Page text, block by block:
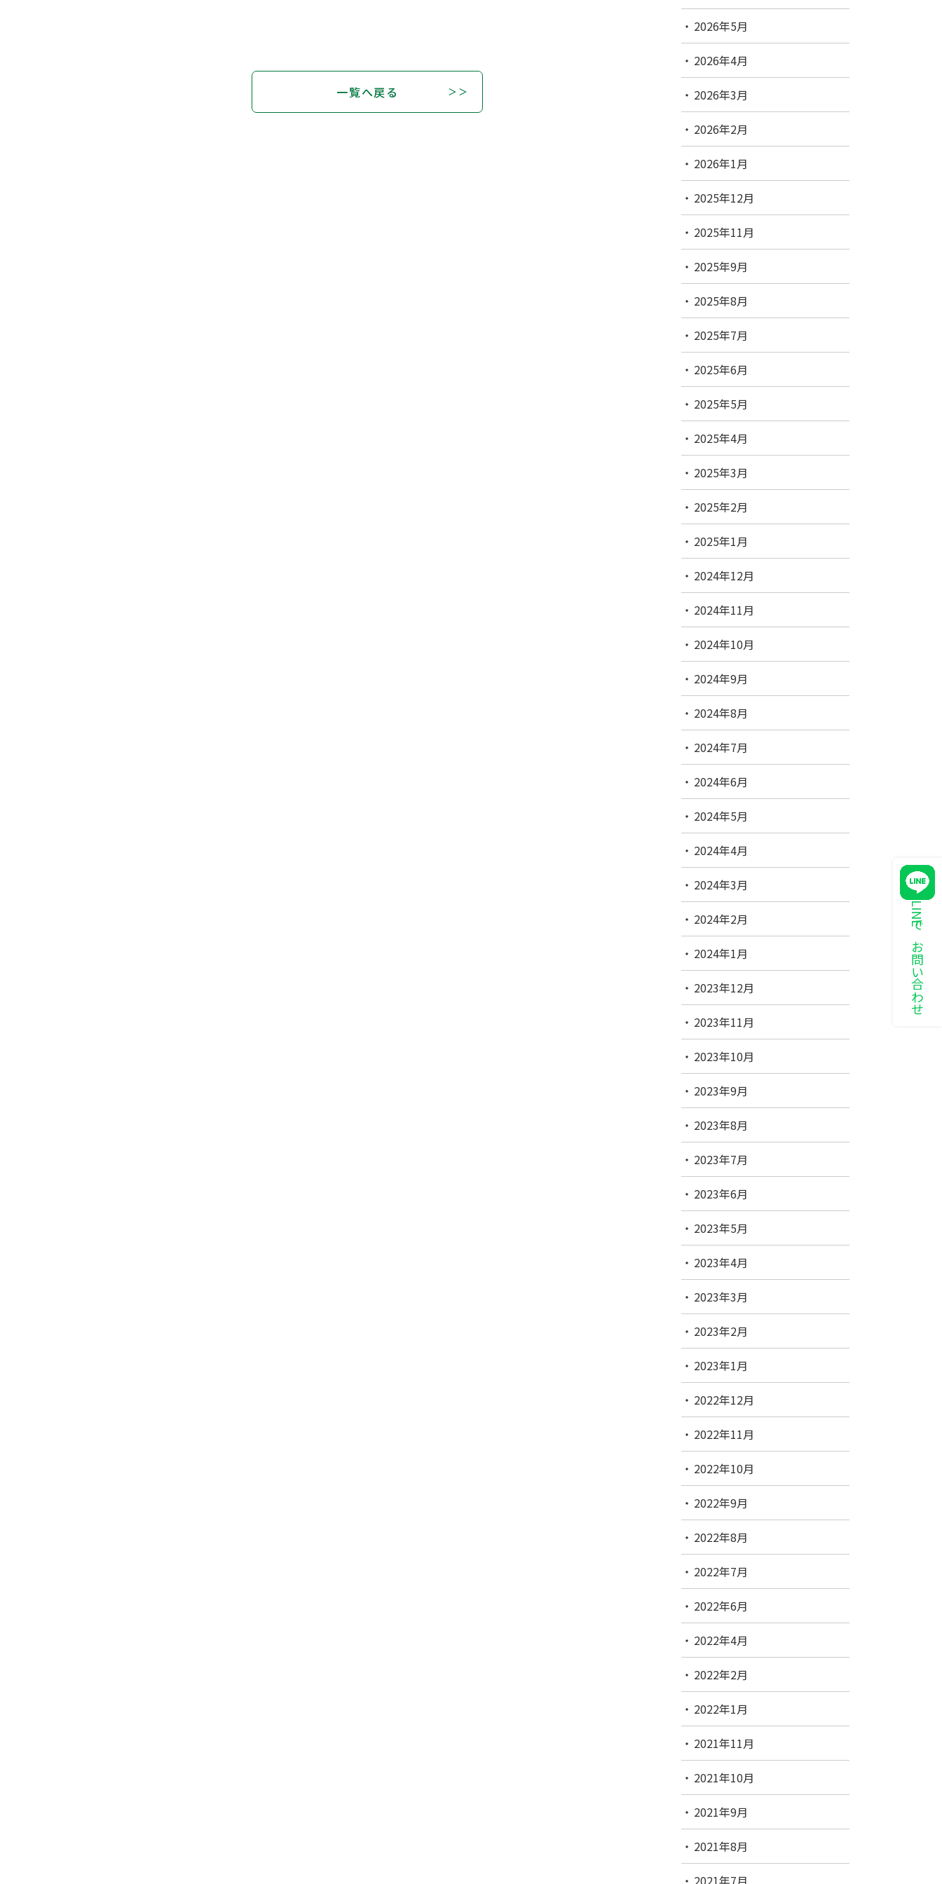
LINEでお問い合わせ
一覧へ戻る
2026年5月
2026年4月
2026年3月
2026年2月
2026年1月
2025年12月
2025年11月
2025年9月
2025年8月
2025年7月
2025年6月
2025年5月
2025年4月
2025年3月
2025年2月
2025年1月
2024年12月
2024年11月
2024年10月
2024年9月
2024年8月
2024年7月
2024年6月
2024年5月
2024年4月
2024年3月
2024年2月
2024年1月
2023年12月
2023年11月
2023年10月
2023年9月
2023年8月
2023年7月
2023年6月
2023年5月
2023年4月
2023年3月
2023年2月
2023年1月
2022年12月
2022年11月
2022年10月
2022年9月
2022年8月
2022年7月
2022年6月
2022年4月
2022年2月
2022年1月
2021年11月
2021年10月
2021年9月
2021年8月
2021年7月